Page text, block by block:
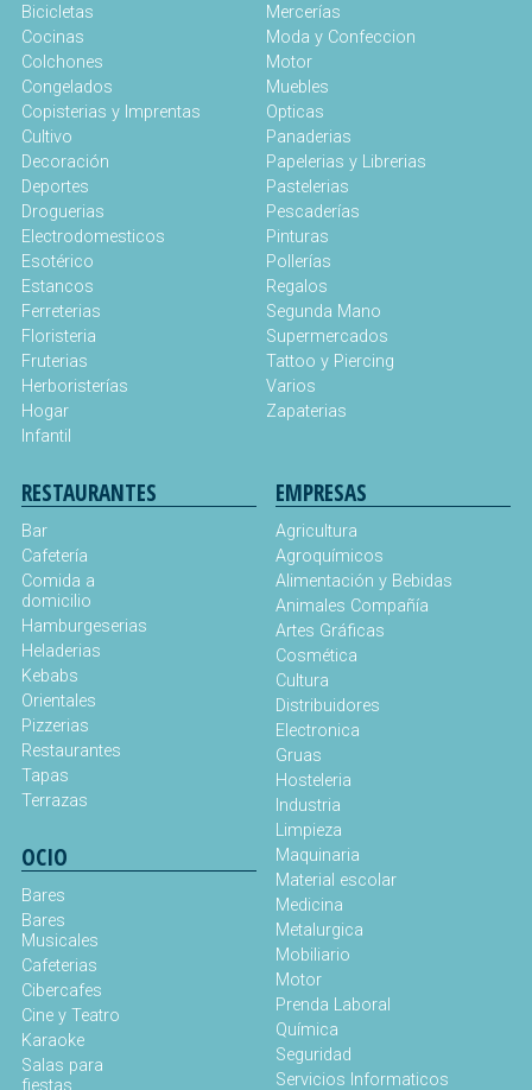
Bicicletas
Cocinas
Colchones
Congelados
Copisterias y Imprentas
Cultivo
Decoración
Deportes
Droguerias
Electrodomesticos
Esotérico
Estancos
Ferreterias
Floristeria
Fruterias
Herboristerías
Hogar
Infantil
Mercerías
Moda y Confeccion
Motor
Muebles
Opticas
Panaderias
Papelerias y Librerias
Pastelerias
Pescaderías
Pinturas
Pollerías
Regalos
Segunda Mano
Supermercados
Tattoo y Piercing
Varios
Zapaterias
RESTAURANTES
Bar
Cafetería
Comida a
domicilio
Hamburgeserias
Heladerias
Kebabs
Orientales
Pizzerias
Restaurantes
Tapas
Terrazas
OCIO
Bares
Bares
Musicales
Cafeterias
Cibercafes
Cine y Teatro
Karaoke
Salas para
EMPRESAS
Agricultura
Agroquímicos
Alimentación y Bebidas
Animales Compañía
Artes Gráficas
Cosmética
Cultura
Distribuidores
Electronica
Gruas
Hosteleria
Industria
Limpieza
Maquinaria
Material escolar
Medicina
Metalurgica
Mobiliario
Motor
Prenda Laboral
Química
Seguridad
Servicios Informaticos